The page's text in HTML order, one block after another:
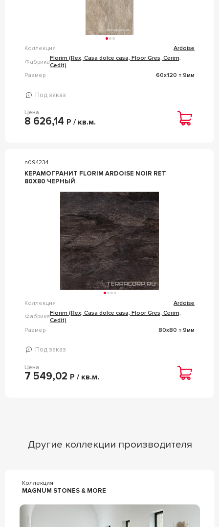
Коллекция
Ardoise
ФабрикаFlorim (Rex, Casa dolce casa, Floor Gres, Cerim,
Cedit)
Размер
60x120 т.9мм
Под заказ
Цена
8 626,14 Р / кв.м.
n094234
КЕРАМОГРАНИТ FLORIM ARDOISE NOIR RET
80X80 ЧЕРНЫЙ
Коллекция
Ardoise
ФабрикаFlorim (Rex, Casa dolce casa, Floor Gres, Cerim,
Cedit)
Размер
80x80 т.9мм
Под заказ
Цена
7 549,02 Р / кв.м.
Другие коллекции производителя
Коллекция
MAGNUM STONES & MORE